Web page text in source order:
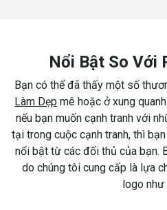
Nổi Bật So Với
Bạn có thể đã thấy một số
Làm Dẹp mê hoặc ở xung
nếu bạn muốn cạnh tranh với
tại trong cuộc cạnh tranh, thì
nổi bật từ các đối thủ của bạn.
do chúng tôi cung cấp là lựa
logo như